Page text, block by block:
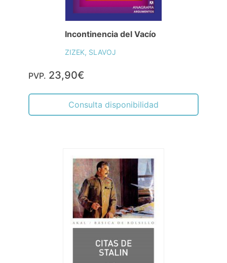
Incontinencia del Vacío
ZIZEK, SLAVOJ
PVP. 23,90€
Consulta disponibilidad